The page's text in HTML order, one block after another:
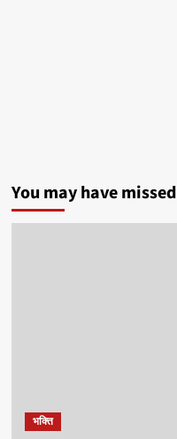
You may have missed
भक्ति